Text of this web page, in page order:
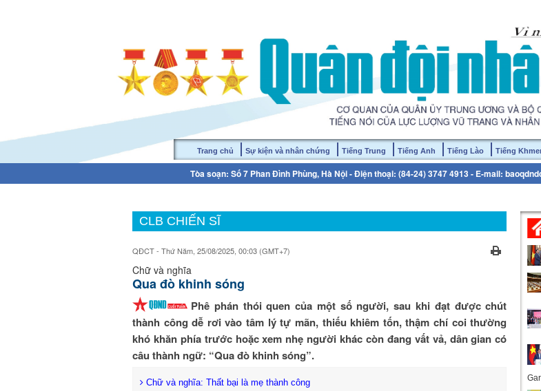
Trang chủ Sự kiện và nhân chứng Tiếng Trung Tiếng Anh Tiếng Lào Tiếng
Tòa soạn: Số 7 Phan Đình Phùng, Hà Nội - Điện thoại: (84-24) 3747 4913 - E-mail:
CLB CHIẾN SĨ
QĐCT - Thứ Năm, 25/08/2025, 00:03 (GMT+7)
Chữ và nghĩa
Qua đò khinh sóng
Phê phán thói quen của một số người, sau khi đạt được chút
thành công dễ rơi vào tâm lý tự mãn, thiếu khiêm tốn, thậm chí coi thường
khó khăn phía trước hoặc xem nhẹ người khác còn đang vất vả, dân gian có
câu thành ngữ: “Qua đò khinh sóng”.
Chữ và nghĩa: Thất bại là mẹ thành công